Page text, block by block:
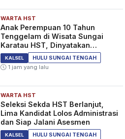
WARTA HST
Anak Perempuan 10 Tahun
Tenggelam di Wisata Sungai
Karatau HST, Dinyatakan
Meninggal Dunia
KALSEL
HULU SUNGAI TENGAH
1 jam yang lalu
WARTA HST
Seleksi Sekda HST Berlanjut,
Lima Kandidat Lolos Administrasi
dan Siap Jalani Asesmen
KALSEL
HULU SUNGAI TENGAH